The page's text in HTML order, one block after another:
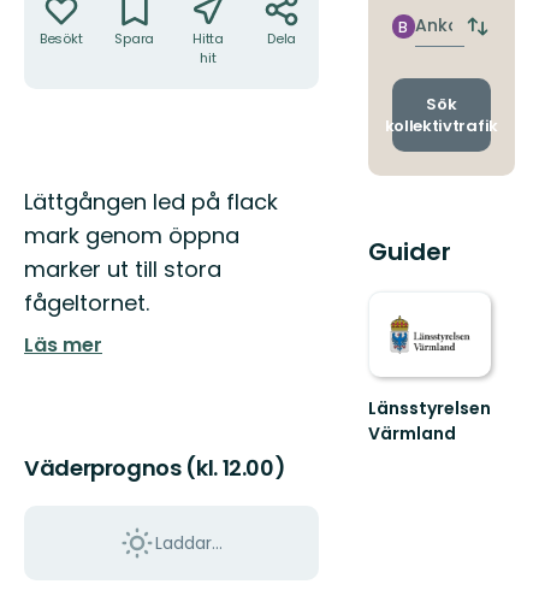
Besökt Spara
Hitta
hit
Dela
Beskrivning
Lättgången led på flack
mark genom öppna
marker ut till stora
fågeltornet.
Läs mer
Väderprognos (kl. 12.00)
Laddar...
Ankomst
B
Byt
och
Sök
kollektivtrafik
Guider
Länsstyrelsen
Värmland